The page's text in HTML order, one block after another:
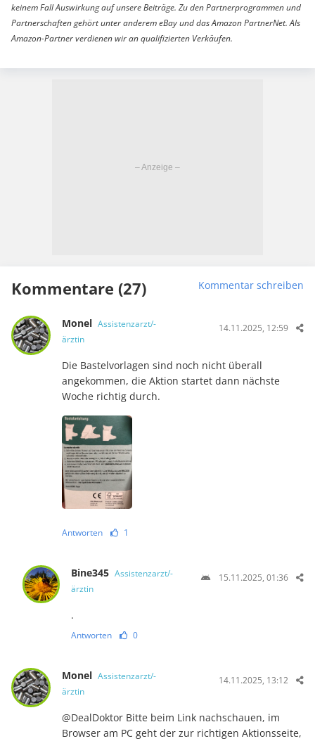
keinem Fall Auswirkung auf unsere Beiträge. Zu den Partnerprogrammen und
Partnerschaften gehört unter anderem eBay und das Amazon PartnerNet. Als
Amazon-Partner verdienen wir an qualifizierten Verkäufen.
Kommentare (27) Kommentar schreiben
Monel Assistenzarzt/-
ärztin
14.11.2025, 12:59
Die Bastelvorlagen sind noch nicht überall
angekommen, die Aktion startet dann nächste
Woche richtig durch.
Antworten 1
Bine345 Assistenzarzt/-
ärztin
15.11.2025, 01:36
.
Antworten 0
Monel Assistenzarzt/-
ärztin
14.11.2025, 13:12
@DealDoktor Bitte beim Link nachschauen, im
Browser am PC geht der zur richtigen Aktionsseite,